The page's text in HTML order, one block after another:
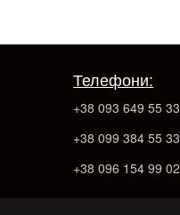
Телефони:
+38 093 649 55 33
+38 099 384 55 33
+38 096 154 99 02